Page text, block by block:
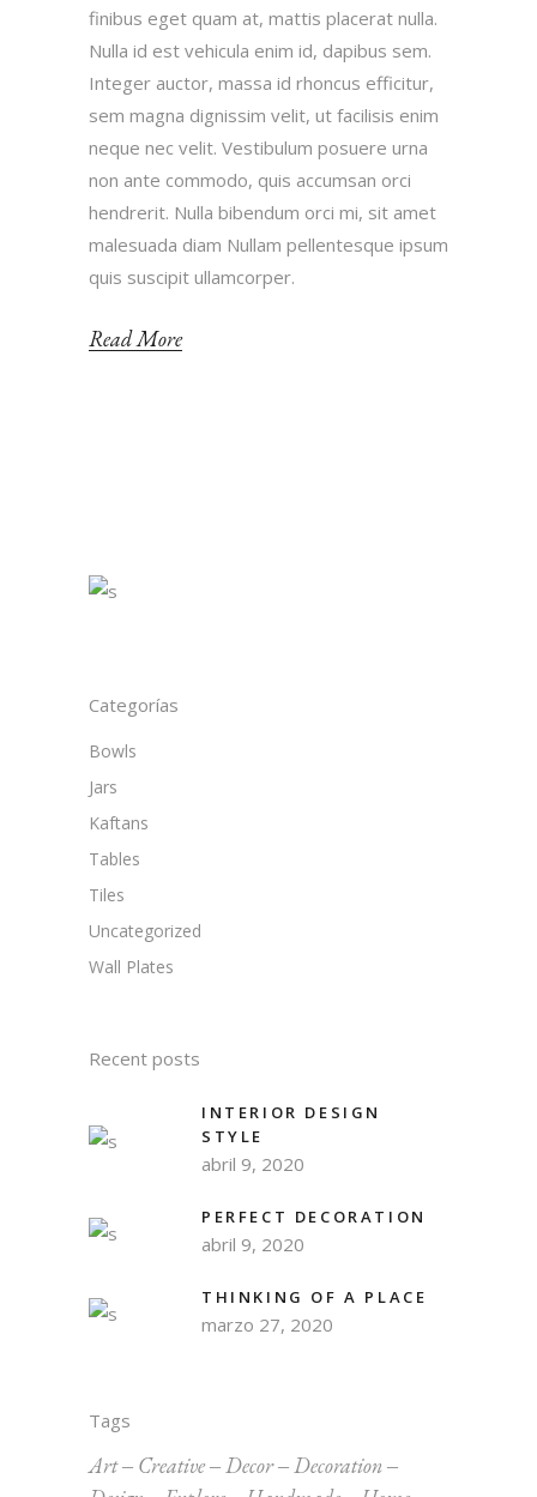
finibus eget quam at, mattis placerat nulla.
Nulla id est vehicula enim id, dapibus sem.
Integer auctor, massa id rhoncus efficitur,
sem magna dignissim velit, ut facilisis enim
neque nec velit. Vestibulum posuere urna
non ante commodo, quis accumsan orci
hendrerit. Nulla bibendum orci mi, sit amet
malesuada diam Nullam pellentesque ipsum
quis suscipit ullamcorper.
Read More
Categorías
Bowls
Jars
Kaftans
Tables
Tiles
Uncategorized
Wall Plates
Recent posts
INTERIOR DESIGN
STYLE
abril 9, 2020
PERFECT DECORATION
abril 9, 2020
THINKING OF A PLACE
marzo 27, 2020
Tags
Art Creative Decor
Decoration